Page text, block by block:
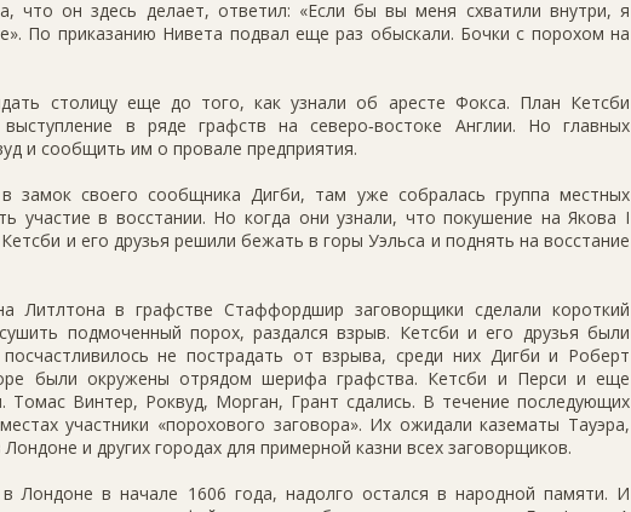
что он здесь делает, ответил: «Если бы вы меня схватили внутри, я
По приказанию Нивета подвал еще раз обыскали. Бочки с порохом на
столицу еще до того, как узнали об аресте Фокса. План Кетсби
в ряде графств на северо‑востоке Англии. Но главных
и сообщить им о провале предприятия.
замок своего сообщника Дигби, там уже собралась группа местных
участие в восстании. Но когда они узнали, что покушение на Якова I
и его друзья решили бежать в горы Уэльса и поднять на восстание
Литлтона в графстве Стаффордшир заговорщики сделали короткий
подмоченный порох, раздался взрыв. Кетсби и его друзья были
не пострадать от взрыва, среди них Дигби и Роберт
были окружены отрядом шерифа графства. Кетсби и Перси и еще
Томас Винтер, Роквуд, Морган, Грант сдались. В течение последующих
участники «порохового заговора». Их ожидали казематы Тауэра,
и других городах для примерной казни всех заговорщиков.
Лондоне в начале 1606 года, надолго остался в народной памяти. И